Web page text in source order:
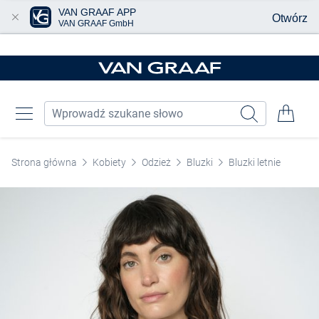
Strona główna Kobiety Odzież Bluzki Bluzki letnie
VAN GRAAF APP
VAN GRAAF GmbH Otwórz